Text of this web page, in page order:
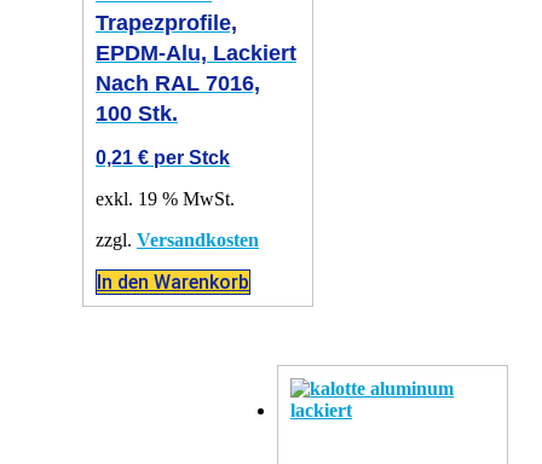
Trapezprofile,
EPDM-Alu, Lackiert
Nach RAL 7016,
100 Stk.
0,21 € per Stck
exkl. 19 % MwSt.
zzgl. Versandkosten
In den Warenkorb